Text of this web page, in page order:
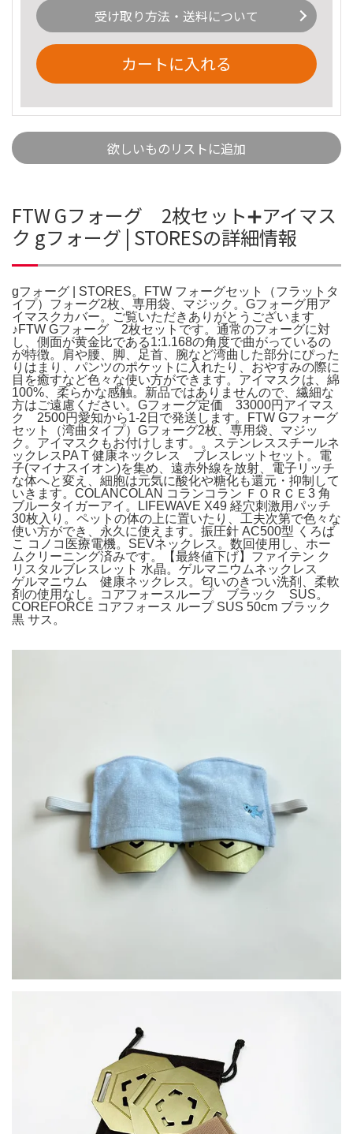
受け取り方法・送料について
カートに入れる
欲しいものリストに追加
FTW Gフォーグ 2枚セット➕アイマス
ク gフォーグ | STORESの詳細情報
gフォーグ | STORES。FTW フォーグセット（フラットタ
イプ）フォーグ2枚、専用袋、マジック。Gフォーグ用ア
イマスクカバー。ご覧いただきありがとうございます
♪FTW Gフォーグ 2枚セットです。通常のフォーグに対
し、側面が黄金比である1:1.168の角度で曲がっているの
が特徴。肩や腰、脚、足首、腕など湾曲した部分にぴった
りはまり、パンツのポケットに入れたり、おやすみの際に
目を癒すなど色々な使い方ができます。アイマスクは、綿
100%、柔らかな感触。新品ではありませんので、繊細な
方はご遠慮ください。Gフォーグ定価 33000円アイマス
ク 2500円愛知から1-2日で発送します。FTW Gフォーグ
セット（湾曲タイプ）Gフォーグ2枚、専用袋、マジッ
ク。アイマスクもお付けします。。ステンレススチールネ
ックレスPA T 健康ネックレス ブレスレットセット。電
子(マイナスイオン)を集め、遠赤外線を放射、電子リッチ
な体へと変え、細胞は元気に酸化や糖化も還元・抑制して
いきます。COLANCOLAN コランコラン ＦＯＲＣＥ3 角
ブルータイガーアイ。LIFEWAVE X49 経穴刺激用パッチ
30枚入り。ペットの体の上に置いたり、工夫次第で色々な
使い方ができ、永久に使えます。振圧針 AC500型 くろば
こ コノコ医療電機。SEVネックレス。数回使用し、ホー
ムクリーニング済みです。【最終値下げ】ファイテン ク
リスタルブレスレット 水晶。ゲルマニウムネックレス
ゲルマニウム 健康ネックレス。匂いのきつい洗剤、柔軟
剤の使用なし。コアフォースループ ブラック SUS。
COREFORCE コアフォース ループ SUS 50cm ブラック
黒 サス。